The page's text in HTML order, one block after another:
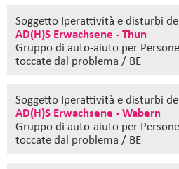
Soggetto Iperattività e disturbi
AD(H)S Erwachsene - Thun
Gruppo di auto-aiuto per
toccate dal problema / BE
Soggetto Iperattività e disturbi
AD(H)S Erwachsene - Wabern
Gruppo di auto-aiuto per
toccate dal problema / BE